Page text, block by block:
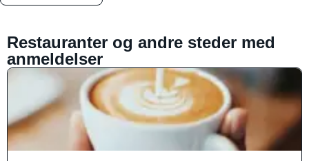
Restauranter og andre steder med
anmeldelser